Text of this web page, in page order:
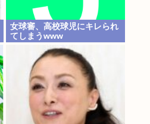
女球審、高校球児にキレられ
てしまうwww